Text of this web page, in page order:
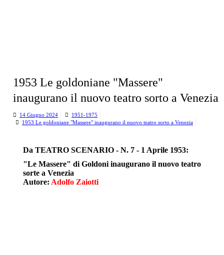
1953 Le goldoniane "Massere"
inaugurano il nuovo teatro sorto a Venezia
14 Giugno 2024
1951-1975
1953 Le goldoniane "Massere" inaugurano il nuovo teatro sorto a Venezia
Da TEATRO SCENARIO - N. 7 - 1 Aprile 1953:
"Le Massere" di Goldoni inaugurano il nuovo teatro
sorte a Venezia
Autore: Adolfo Zaiotti